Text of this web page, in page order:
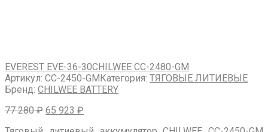
EVEREST EVE-36-30CHILWEE CC-2480-GM
Артикул: CC-2450-GM Категория: ТЯГОВЫЕ ЛИТИЕВЫЕ
Бренд: CHILWEE BATTERY
77 280₽ 65 923 ₽